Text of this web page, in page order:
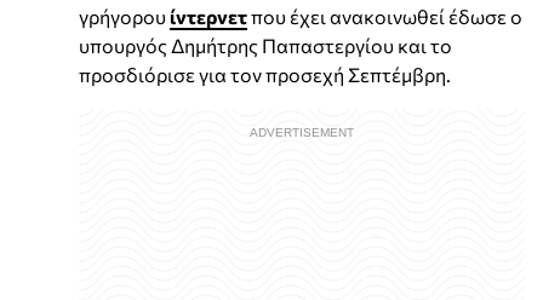
γρήγορουίντερνετπου έχει ανακοινωθεί έδωσε ο
υπουργός Δημήτρης Παπαστεργίου και το
προσδιόρισε για τον προσεχή Σεπτέμβρη.